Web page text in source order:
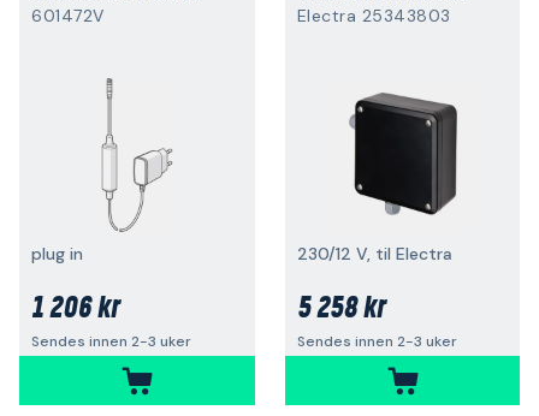
601472V
plug in
1 206 kr
Sendes innen 2-3 uker
Electra 25343803
230/12 V, til Electra
5 258 kr
Sendes innen 2-3 uker